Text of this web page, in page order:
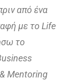
από ένα
με το Life
το
Mentoring